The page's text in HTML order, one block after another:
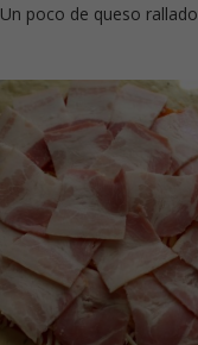
Un poco de queso rallado